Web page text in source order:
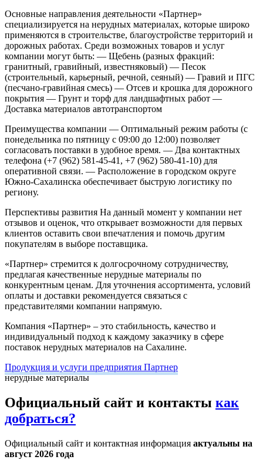
Основные направления деятельности «Партнер»
специализируется на нерудных материалах, которые широко
применяются в строительстве, благоустройстве территорий и
дорожных работах. Среди возможных товаров и услуг
компании могут быть: — Щебень (разных фракций:
гранитный, гравийный, известняковый) — Песок
(строительный, карьерный, речной, сеяный) — Гравий и ПГС
(песчано-гравийная смесь) — Отсев и крошка для дорожного
покрытия — Грунт и торф для ландшафтных работ —
Доставка материалов автотранспортом
Преимущества компании — Оптимальный режим работы (с
понедельника по пятницу с 09:00 до 12:00) позволяет
согласовать поставки в удобное время. — Два контактных
телефона (+7 (962) 581-45-41, +7 (962) 580-41-10) для
оперативной связи. — Расположение в городском округе
Южно-Сахалинска обеспечивает быструю логистику по
региону.
Перспективы развития На данный момент у компании нет
отзывов и оценок, что открывает возможности для первых
клиентов оставить свои впечатления и помочь другим
покупателям в выборе поставщика.
«Партнер» стремится к долгосрочному сотрудничеству,
предлагая качественные нерудные материалы по
конкурентным ценам. Для уточнения ассортимента, условий
оплаты и доставки рекомендуется связаться с
представителями компании напрямую.
Компания «Партнер» – это стабильность, качество и
индивидуальный подход к каждому заказчику в сфере
поставок нерудных материалов на Сахалине.
Продукция и услуги предприятия Партнер
нерудные материалы
Официальный сайт и контакты как
добраться?
Официальный сайт и контактная информация актуальны на
август 2026 года